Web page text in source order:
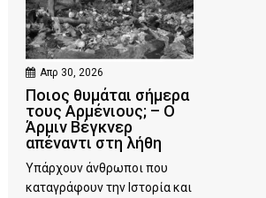
Απρ 30, 2026
Ποιος θυμάται σήμερα
τους Αρμένιους; – Ο
Άρμιν Βέγκνερ
απέναντι στη λήθη
Υπάρχουν άνθρωποι που
καταγράφουν την Ιστορία και